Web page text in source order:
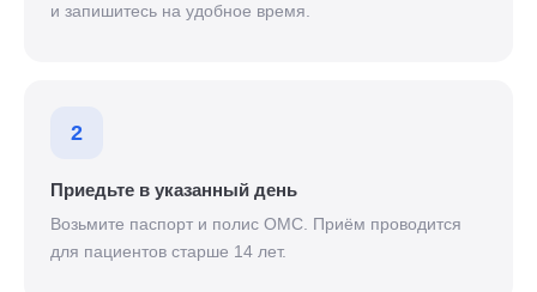
и запишитесь на удобное время.
2
Приедьте в указанный день
Возьмите паспорт и полис ОМС. Приём проводится
для пациентов старше 14 лет.